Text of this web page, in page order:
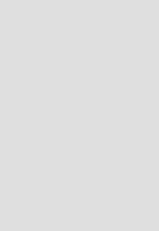
напрямую загрузить
(Es) 4.3.5 в
одним щелчком мыши,
чего же ты ждешь,